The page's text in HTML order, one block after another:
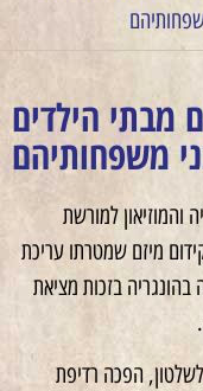
מבתי הילדים
והמוזיאון למורשת
מיזם שמטרתו עריכת
בזכות מציאת
לשלטון, הפכה רדיפת